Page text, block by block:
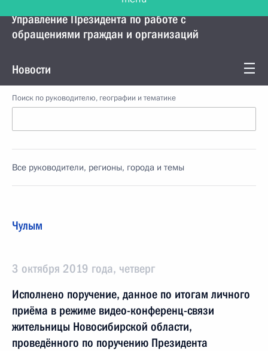
Управление Президента по работе с
обращениями граждан и организаций
Новости
Поиск по руководителю, географии и тематике
Все руководители, регионы, города и темы
Чулым
3 октября 2019 года, четверг
Исполнено поручение, данное по итогам личного
приёма в режиме видео-конференц-связи
жительницы Новосибирской области,
проведённого по поручению Президента